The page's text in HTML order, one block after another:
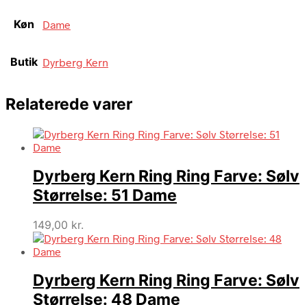
Køn Dame
Butik Dyrberg Kern
Relaterede varer
Dyrberg Kern Ring Ring Farve: Sølv
Størrelse: 51 Dame
149,00 kr.
Dyrberg Kern Ring Ring Farve: Sølv
Størrelse: 48 Dame